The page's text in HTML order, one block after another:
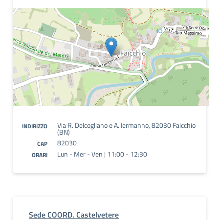
INDIRIZZO Via R. Delcogliano e A. Iermanno, 82030 Faicchio
(BN)
CAP 82030
ORARI Lun - Mer - Ven | 11:00 - 12:30
Sede COORD. Castelvetere